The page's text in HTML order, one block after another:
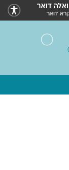
וואלה דואר
דואר